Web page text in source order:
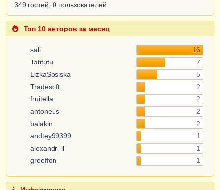
349 гостей, 0 пользователей
Топ 10 авторов за месяц
sali
16
Tatitutu
7
LizkaSosiska
5
Tradesoft
2
fruitella
2
antoneus
2
balakin
2
andtey99399
1
alexandr_ll
1
greeffon
1